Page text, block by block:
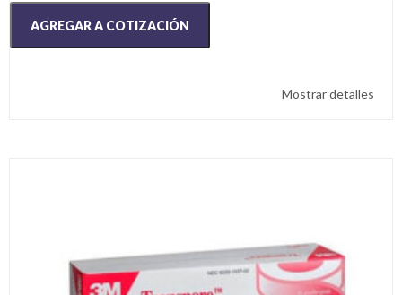
AGREGAR A COTIZACIÓN
Mostrar detalles